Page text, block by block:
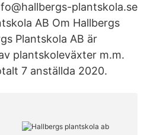
plantskola.se
AB Om Hallbergs
Plantskola AB är
plantskoleväxter m.m.
7 anställda 2020.